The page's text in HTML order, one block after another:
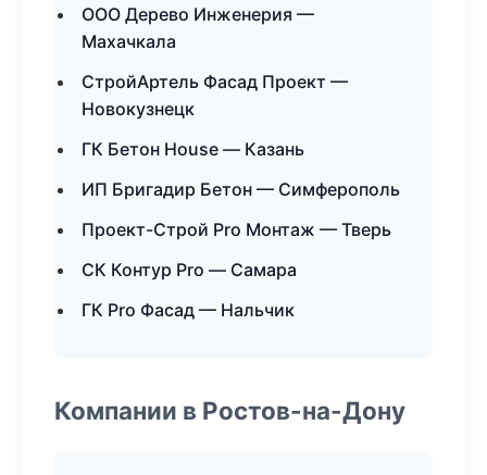
ООО Дерево Инженерия —
Махачкала
СтройАртель Фасад Проект —
Новокузнецк
ГК Бетон House — Казань
ИП Бригадир Бетон — Симферополь
Проект-Строй Pro Монтаж — Тверь
СК Контур Pro — Самара
ГК Pro Фасад — Нальчик
Компании в Ростов-на-Дону